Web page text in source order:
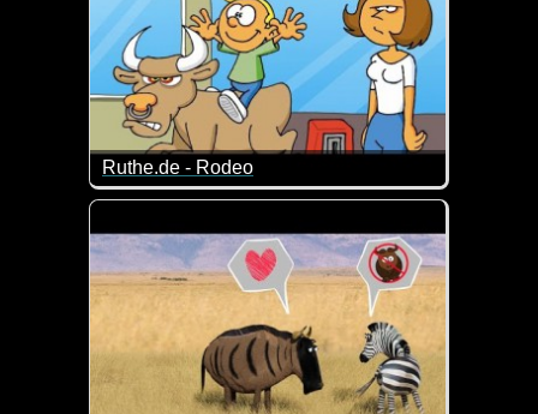
Ruthe.de - Rodeo
Auch eine Art der Kindererziehung ;-)